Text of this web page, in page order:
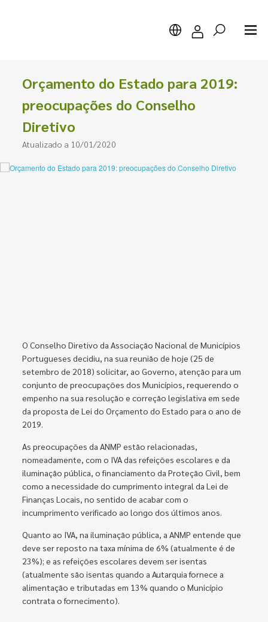
Pesquisar
Orçamento do Estado para 2019:
preocupações do Conselho
Diretivo
Atualizado a 10/01/2020
O Conselho Diretivo da Associação Nacional de Municípios
Portugueses decidiu, na sua reunião de hoje (25 de
setembro de 2018) solicitar, ao Governo, atenção para um
conjunto de preocupações dos Municípios, requerendo o
empenho na sua resolução e correção legislativa em sede
da proposta de Lei do Orçamento do Estado para o ano de
2019.
As preocupações da ANMP estão relacionadas,
nomeadamente, com o IVA das refeições escolares e da
iluminação pública, o financiamento da Proteção Civil, bem
como a necessidade do cumprimento integral da Lei de
Finanças Locais, no sentido de acabar com o
incumprimento verificado ao longo dos últimos anos.
Quanto ao IVA, na iluminação pública, a ANMP entende que
deve ser reposto na taxa mínima de 6% (atualmente é de
23%); e as refeições escolares devem ser isentas
(atualmente são isentas quando a Autarquia fornece a
alimentação e tributadas em 13% quando o Município
contrata o fornecimento).